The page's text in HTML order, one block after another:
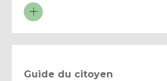
Guide du citoyen